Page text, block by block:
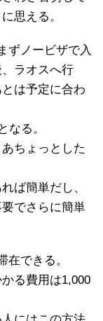
思える。
ずノービザで入
ラオスへ行
は予定に合わ
なる。
ちょっとした
ば簡単だし、
でさらに簡単
在できる。
る費用は1,000